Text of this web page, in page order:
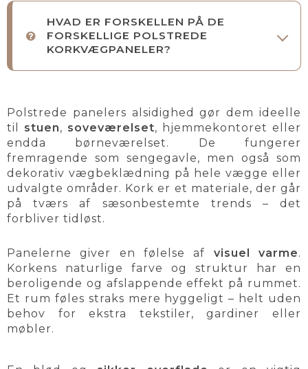
HVAD ER FORSKELLEN PÅ DE
FORSKELLIGE POLSTREDE
KORKVÆGPANELER?
Polstrede panelers alsidighed gør dem ideelle
til stuen, soveværelset, hjemmekontoret eller
endda børneværelset. De fungerer
fremragende som sengegavle, men også som
dekorativ vægbeklædning på hele vægge eller
udvalgte områder. Kork er et materiale, der går
på tværs af sæsonbestemte trends – det
forbliver tidløst.
Panelerne giver en følelse af visuel varme.
Korkens naturlige farve og struktur har en
beroligende og afslappende effekt på rummet.
Et rum føles straks mere hyggeligt – helt uden
behov for ekstra tekstiler, gardiner eller
møbler.